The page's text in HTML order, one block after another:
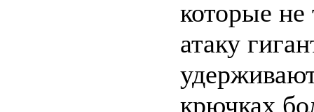
которые
атаку
крючках